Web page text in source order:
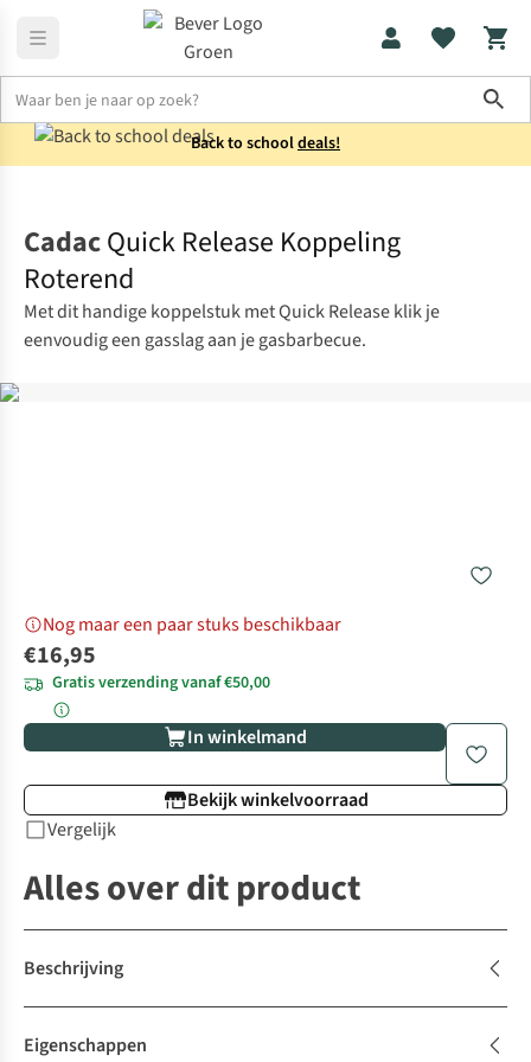
Back to schooldeals!
CadacQuick Release Koppeling
Roterend
Met dit handige koppelstuk met Quick Release klik je
eenvoudig een gasslag aan je gasbarbecue.
Nog maar een paar stuks beschikbaar
€16,95
Gratis verzending vanaf €50,00
In winkelmand
Bekijk winkelvoorraad
Vergelijk
Alles over dit product
Beschrijving
Eigenschappen